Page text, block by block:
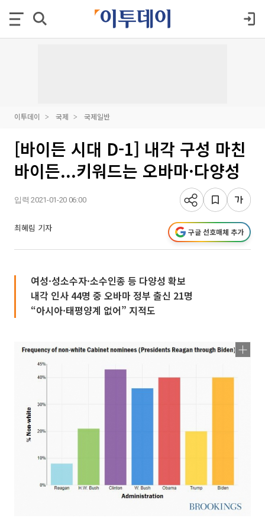
이투데이 국제 국제일반
[바이든 시대 D-1] 내각 구성 마친
바이든...키워드는 오바마·다양성
입력 2021-01-20 06:00
최혜림 기자 구글 선호매체 추가
여성·성소수자·소수인종 등 다양성 확보
내각 인사 44명 중 오바마 정부 출신 21명
“아시아·태평양계 없어” 지적도